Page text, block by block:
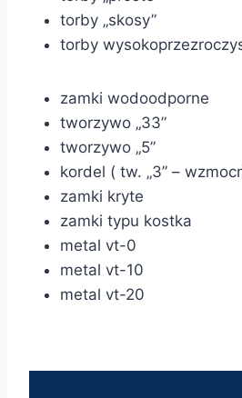
torby „skosy”
torby
zamki wodoodporne
tworzywo „33”
tworzywo „5”
kordel ( tw. „3” –
zamki kryte
zamki typu kostka
metal vt-0
metal vt-10
metal vt-20